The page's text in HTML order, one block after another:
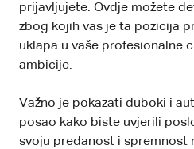
prijavljujete. Ovdje možete
zbog kojih vas je ta pozicija
uklapa u vaše profesionalne
ambicije.
Važno je pokazati duboki i
posao kako biste uvjerili
svoju predanost i spremnost